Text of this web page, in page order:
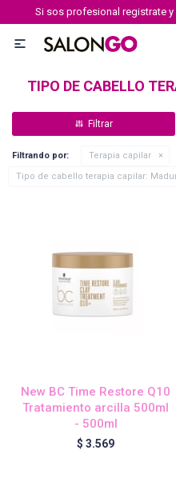
Si sos profesional registrate

TIPO DE CABELLO
Filtrando por:
Terapia capilar
Tipo de cabello terapia capilar:
New BC Time Restore Q10
Tratamiento arcilla 500ml
- 500ml
$ 3.569
Essensity
Igora Royal Oxigenta